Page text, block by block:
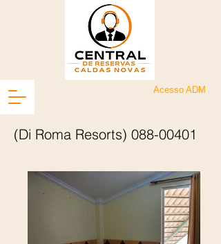
Acesso ADM
(Di Roma Resorts) 088-00401